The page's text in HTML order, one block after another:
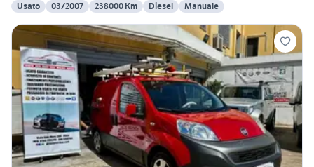
Usato
03/2007 238000 Km Diesel Manuale